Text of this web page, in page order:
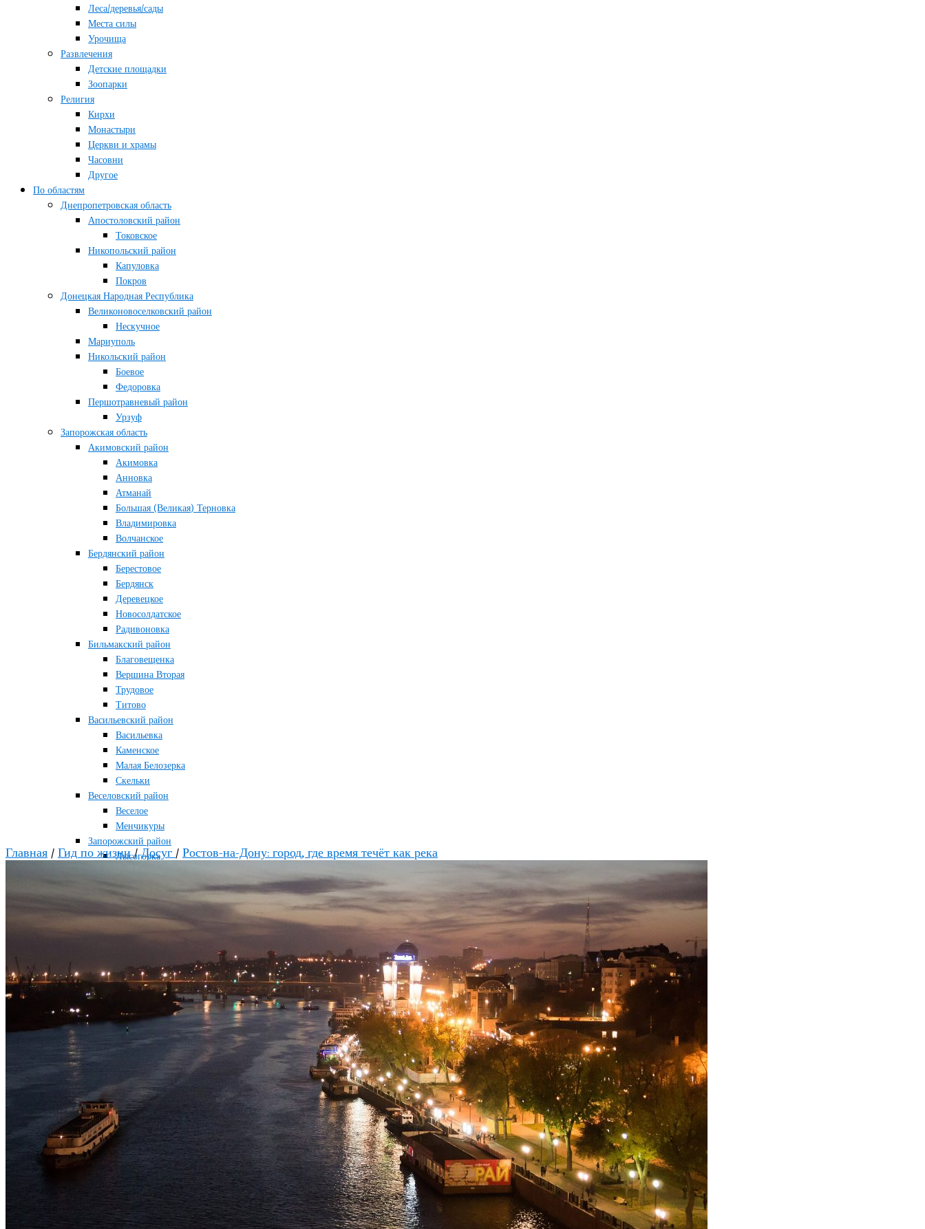
Леса/деревья/сады
Места силы
Урочища
Развлечения
Детские площадки
Зоопарки
Религия
Кирхи
Монастыри
Церкви и храмы
Часовни
Другое
По областям
Днепропетровская область
Апостоловский район
Токовское
Никопольский район
Капуловка
Покров
Донецкая Народная Республика
Великоновоселковский район
Нескучное
Мариуполь
Никольский район
Боевое
Федоровка
Першотравневый район
Урзуф
Запорожская область
Акимовский район
Акимовка
Анновка
Атманай
Большая (Великая) Терновка
Владимировка
Волчанское
Бердянский район
Берестовое
Бердянск
Деревецкое
Новосолдатское
Радивоновка
Бильмакский район
Благовещенка
Вершина Вторая
Трудовое
Титово
Васильевский район
Васильевка
Каменское
Малая Белозерка
Скельки
Веселовский район
Веселое
Менчикуры
Запорожский район
Лысогорка
Каменка-Днепровская
Мелитопольский район
Астраханка
Константиновка
Мелитополь
Новопилиповка
Орлово
Старобогдановка
Терпенье
Тихоновка
Михайловский район
Братское
Зразковое
Марьяновка
Плодородное
Новониколаевский район
Новосоленое
Главная / Гид по жизни/ Досуг / Ростов-на-Дону: город, где время течёт как река